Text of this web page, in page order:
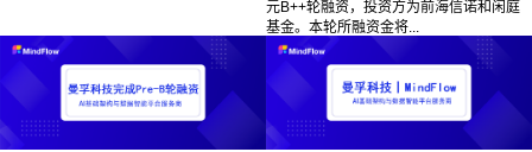
元B++轮融资，投资方为前海信诺和闲庭
基金。本轮所融资金将...